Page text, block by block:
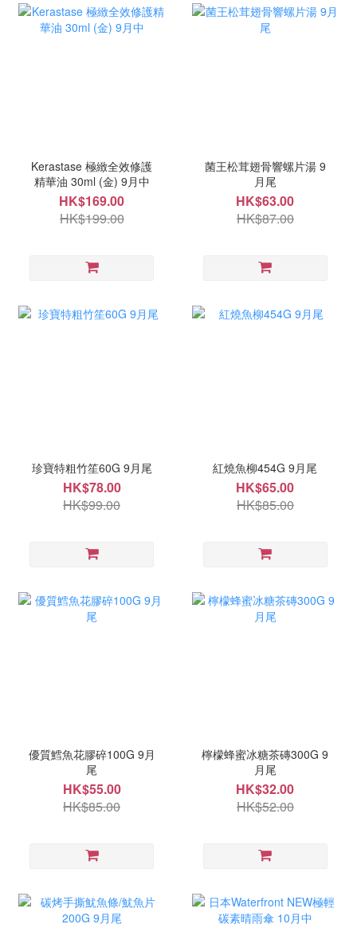
Kerastase 極緻全效修護
精華油 30ml (金) 9月中
HK$169.00
HK$199.00
菌王松茸翅骨響螺片湯 9
月尾
HK$63.00
HK$87.00
珍寶特粗竹笙60G 9月尾
HK$78.00
HK$99.00
紅燒魚柳454G 9月尾
HK$65.00
HK$85.00
優質鱈魚花膠碎100G 9月
尾
HK$55.00
HK$85.00
檸檬蜂蜜冰糖茶磚300G 9
月尾
HK$32.00
HK$52.00